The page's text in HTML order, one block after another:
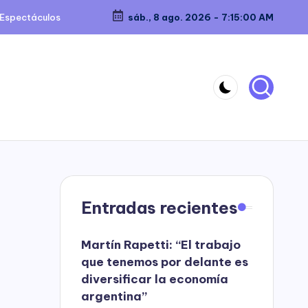
Espectáculos sáb., 8 ago. 2026 -7:15:01 AM
Entradas recientes
Martín Rapetti: “El trabajo
que tenemos por delante es
diversificar la economía
argentina”